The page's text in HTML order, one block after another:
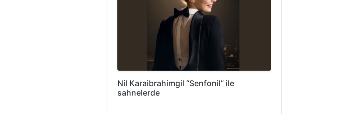
Nil Karaibrahimgil “Senfonil” ile
sahnelerde